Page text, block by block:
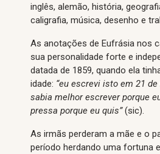
inglês, alemão, história,
caligrafia, música, desenho e
As anotações de Eufrásia nos
sua personalidade forte e
datada de 1859, quando ela
idade: “eu escrevi isto em 21
sabia melhor escrever porque
pressa porque eu quis”(sic).
As irmãs perderam a mãe e o
período herdando uma fortuna